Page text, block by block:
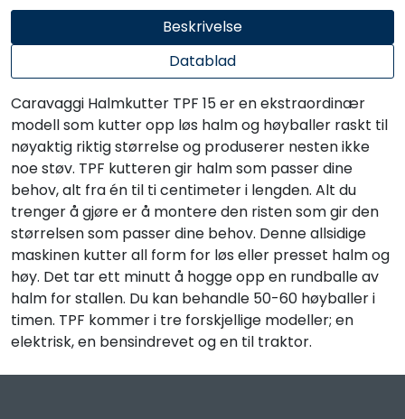
Beskrivelse
Datablad
Caravaggi Halmkutter TPF 15 er en ekstraordinær
modell som kutter opp løs halm og høyballer raskt til
nøyaktig riktig størrelse og produserer nesten ikke
noe støv. TPF kutteren gir halm som passer dine
behov, alt fra én til ti centimeter i lengden. Alt du
trenger å gjøre er å montere den risten som gir den
størrelsen som passer dine behov. Denne allsidige
maskinen kutter all form for løs eller presset halm og
høy. Det tar ett minutt å hogge opp en rundballe av
halm for stallen. Du kan behandle 50-60 høyballer i
timen. TPF kommer i tre forskjellige modeller; en
elektrisk, en bensindrevet og en til traktor.